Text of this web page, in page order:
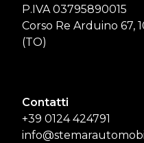
P.IVA 03795890015
Corso Re Arduino 67,
(TO)
Contatti
+39 0124 424791